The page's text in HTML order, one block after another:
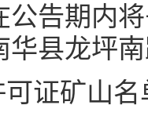
公告期内
华县龙坪
证矿山名